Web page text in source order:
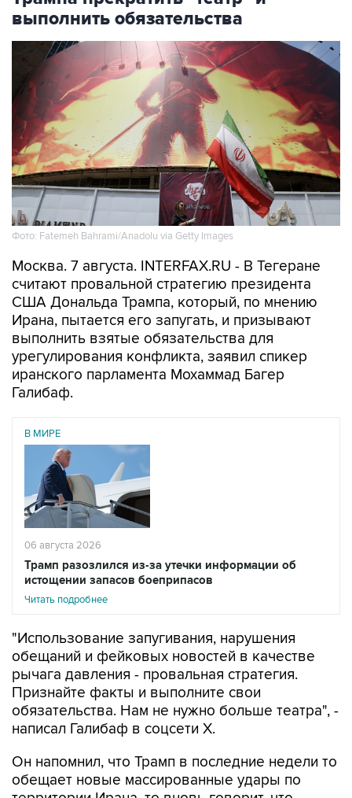
выполнить обязательства
Фото: Fatemeh Bahrami/Anadolu via Getty Images
Москва. 7 августа. INTERFAX.RU - В Тегеране
считают провальной стратегию президента
США Дональда Трампа, который, по мнению
Ирана, пытается его запугать, и призывают
выполнить взятые обязательства для
урегулирования конфликта, заявил спикер
иранского парламента Мохаммад Багер
Галибаф.
В МИРЕ
06 августа 2026
Трамп разозлился из-за утечки информации об
истощении запасов боеприпасов
Читать подробнее
"Использование запугивания, нарушения
обещаний и фейковых новостей в качестве
рычага давления - провальная стратегия.
Признайте факты и выполните свои
обязательства. Нам не нужно больше театра", -
написал Галибаф в соцсети X.
Он напомнил, что Трамп в последние недели то
обещает новые массированные удары по